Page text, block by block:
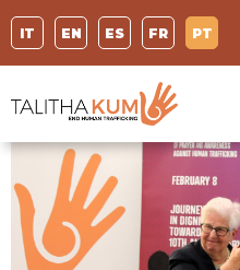
IT EN ES FR PT